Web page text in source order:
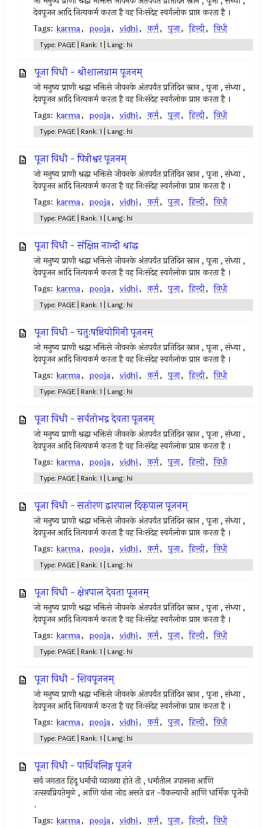
देवपूजन आदि नित्यकर्म करता है वह निःसंदेह स्वर्गलोक प्राप्त करता है ।
Tags: karma, pooja, vidhi, कर्म, पूजा, हिन्दी, विधी
Type: PAGE | Rank: 1 | Lang: hi
पूजा विधी - श्रीशालग्राम पूजनम्
जो मनुष्य प्राणी श्रद्धा भक्तिसे जीवनके अंतपर्यंत प्रतिदिन स्नान , पूजा , संध्या ,
देवपूजन आदि नित्यकर्म करता है वह निःसंदेह स्वर्गलोक प्राप्त करता है ।
Tags: karma, pooja, vidhi, कर्म, पूजा, हिन्दी, विधी
Type: PAGE | Rank: 1 | Lang: hi
पूजा विधी - पित्रीश्वर पूजनम्
जो मनुष्य प्राणी श्रद्धा भक्तिसे जीवनके अंतपर्यंत प्रतिदिन स्नान , पूजा , संध्या ,
देवपूजन आदि नित्यकर्म करता है वह निःसंदेह स्वर्गलोक प्राप्त करता है ।
Tags: karma, pooja, vidhi, कर्म, पूजा, हिन्दी, विधी
Type: PAGE | Rank: 1 | Lang: hi
पूजा विधी - संक्षिप्त नान्दी श्राद्ध
जो मनुष्य प्राणी श्रद्धा भक्तिसे जीवनके अंतपर्यंत प्रतिदिन स्नान , पूजा , संध्या ,
देवपूजन आदि नित्यकर्म करता है वह निःसंदेह स्वर्गलोक प्राप्त करता है ।
Tags: karma, pooja, vidhi, कर्म, पूजा, हिन्दी, विधी
Type: PAGE | Rank: 1 | Lang: hi
पूजा विधी - चतुःषष्टियोगिनी पूजनम्
जो मनुष्य प्राणी श्रद्धा भक्तिसे जीवनके अंतपर्यंत प्रतिदिन स्नान , पूजा , संध्या ,
देवपूजन आदि नित्यकर्म करता है वह निःसंदेह स्वर्गलोक प्राप्त करता है ।
Tags: karma, pooja, vidhi, कर्म, पूजा, हिन्दी, विधी
Type: PAGE | Rank: 1 | Lang: hi
पूजा विधी - सर्वतोभद्र देवता पूजनम्
जो मनुष्य प्राणी श्रद्धा भक्तिसे जीवनके अंतपर्यंत प्रतिदिन स्नान , पूजा , संध्या ,
देवपूजन आदि नित्यकर्म करता है वह निःसंदेह स्वर्गलोक प्राप्त करता है ।
Tags: karma, pooja, vidhi, कर्म, पूजा, हिन्दी, विधी
Type: PAGE | Rank: 1 | Lang: hi
पूजा विधी - सतोरण द्वारपाल दिक्‌पाल पूजनम्
जो मनुष्य प्राणी श्रद्धा भक्तिसे जीवनके अंतपर्यंत प्रतिदिन स्नान , पूजा , संध्या ,
देवपूजन आदि नित्यकर्म करता है वह निःसंदेह स्वर्गलोक प्राप्त करता है ।
Tags: karma, pooja, vidhi, कर्म, पूजा, हिन्दी, विधी
Type: PAGE | Rank: 1 | Lang: hi
पूजा विधी - क्षेत्रपाल देवता पूजनम्
जो मनुष्य प्राणी श्रद्धा भक्तिसे जीवनके अंतपर्यंत प्रतिदिन स्नान , पूजा , संध्या ,
देवपूजन आदि नित्यकर्म करता है वह निःसंदेह स्वर्गलोक प्राप्त करता है ।
Tags: karma, pooja, vidhi, कर्म, पूजा, हिन्दी, विधी
Type: PAGE | Rank: 1 | Lang: hi
पूजा विधी - शिवपूजनम्
जो मनुष्य प्राणी श्रद्धा भक्तिसे जीवनके अंतपर्यंत प्रतिदिन स्नान , पूजा , संध्या ,
देवपूजन आदि नित्यकर्म करता है वह निःसंदेह स्वर्गलोक प्राप्त करता है ।
Tags: karma, pooja, vidhi, कर्म, पूजा, हिन्दी, विधी
Type: PAGE | Rank: 1 | Lang: hi
पूजा विधी - पार्थिवलिङ्ग पूजने
सर्व जगतात हिंदू धर्माची व्याख्या होते ती , धर्मातील उपासना आणि
उत्सवप्रियतेमुळे , आणि यांना जोड असते व्रत -वैकल्याची आणि धार्मिक पूजेची
.
Tags: karma, pooja, vidhi, कर्म, पूजा, हिन्दी, विधी